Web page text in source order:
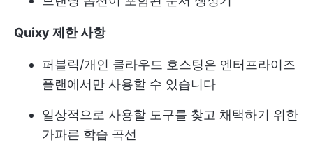
Quixy 제한 사항
퍼블릭/개인 클라우드 호스팅은 엔터프라이즈
플랜에서만 사용할 수 있습니다
일상적으로 사용할 도구를 찾고 채택하기 위한
가파른 학습 곡선